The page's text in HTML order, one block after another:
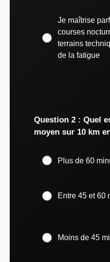
Je maîtrise
courses
terrains
de la fatigue
Question 2 : Quel
moyen sur 10 km
Plus de 60
Entre 45 et 60
Moins de 45